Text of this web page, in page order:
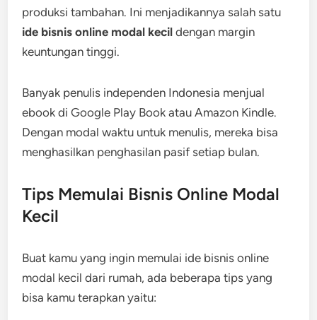
produksi tambahan. Ini menjadikannya salah satu
ide bisnis online modal kecil dengan margin
keuntungan tinggi.
Banyak penulis independen Indonesia menjual
ebook di Google Play Book atau Amazon Kindle.
Dengan modal waktu untuk menulis, mereka bisa
menghasilkan penghasilan pasif setiap bulan.
Tips Memulai Bisnis Online Modal
Kecil
Buat kamu yang ingin memulai ide bisnis online
modal kecil dari rumah, ada beberapa tips yang
bisa kamu terapkan yaitu: